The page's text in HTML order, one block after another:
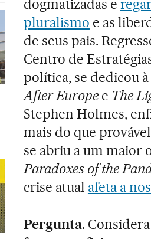
dogmatizadas e
pluralismo e as
de seus pais.
Centro de
política, se dedicou
After Europee The
Stephen Holmes,
mais do que
se abriu a um maior
Paradoxes of the
crise atual afeta a
Pergunta.